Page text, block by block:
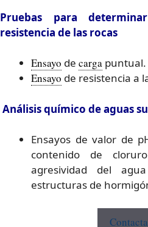
Pruebas para
resistencia de las rocas
Ensayo de carga puntual.
Ensayo de resistencia a
Análisis químico de aguas
Ensayos de valor de
contenido de
agresividad del
estructuras de